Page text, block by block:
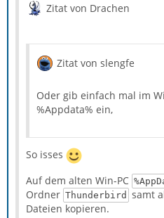
Zitat von Drachen
Zitat von slengfe
Oder gib einfach mal im
%Appdata% ein,
So isses
Auf dem alten Win-PC
Ordner Thunderbird samt
Dateien kopieren.